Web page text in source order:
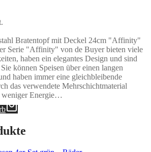
Bratentopf mit Deckel 24cm "Affinity"
Serie "Affinity" von de Buyer bieten viele
haben ein elegantes Design und sind
können Speisen über einen langen
haben immer eine gleichbleibende
das verwendete Mehrschichtmaterial
weniger Energie…